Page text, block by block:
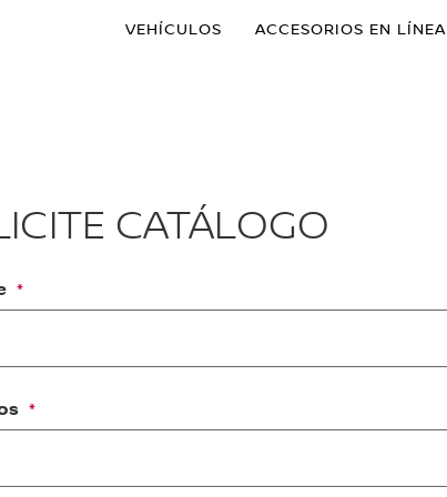
VEHÍCULOS ACCESORIOS EN LÍNEA
CATÁLOGO